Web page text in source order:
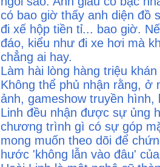
có bao giờ thấy anh diện đồ
đi xế hộp tiền tỉ... bao giờ.
đáo, kiểu như đi xe hơi mà
chẳng ai hay.
Làm hài lòng hàng triệu
Không thể phủ nhận rằng, ở
ảnh, gameshow truyền
Linh đều nhận được sự ủng
chương trình gì có sự góp
mong muốn theo dõi để
hước 'không lẫn vào đâu'